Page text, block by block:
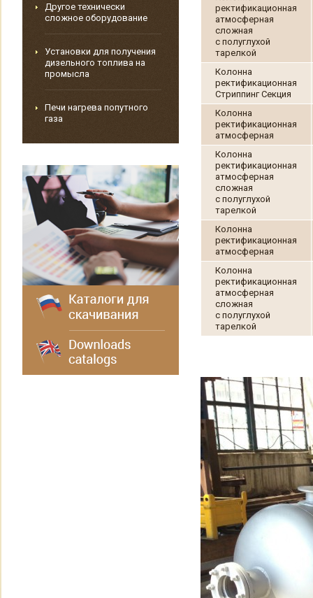
Другое технически
сложное оборудование
Установки для получения
дизельного топлива на
промысла
Печи нагрева попутного
газа
ректификационная
атмосферная
сложная
с полуглухой
тарелкой
Колонна
ректификационная
Стриппинг Секция
Колонна
ректификационная
атмосферная
Колонна
ректификационная
атмосферная
сложная
с полуглухой
тарелкой
Колонна
ректификационная
атмосферная
Колонна
ректификационная
атмосферная
сложная
с полуглухой
тарелкой